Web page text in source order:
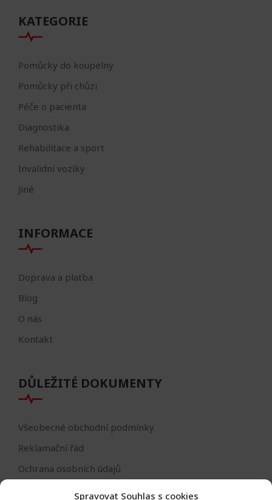
Spravovat Souhlas s cookies
KATEGORIE
Pomůcky do koupelny
Pomůcky při chůzi
Péče o pacienta
Diagnostika
Rehabilitace a sport
Invalidní vozíky
Jiné
INFORMACE
Doprava a platba
Blog
O nás
Kontakt
DŮLEŽITÉ DOKUMENTY
Všeobecné obchodní podmínky
Reklamační řád
Ochrana osobních údajů